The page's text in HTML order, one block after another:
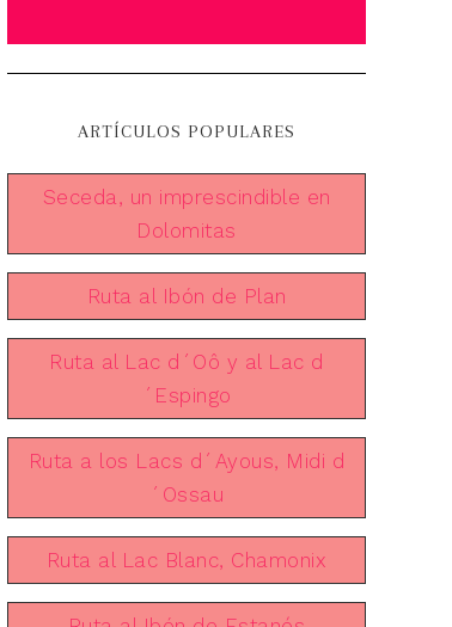
ARTÍCULOS POPULARES
Seceda, un imprescindible en
Dolomitas
Ruta al Ibón de Plan
Ruta al Lac d´Oô y al Lac d
´Espingo
Ruta a los Lacs d´Ayous, Midi d
´Ossau
Ruta al Lac Blanc, Chamonix